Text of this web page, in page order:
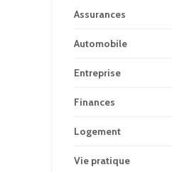
Assurances
Automobile
Entreprise
Finances
Logement
Vie pratique